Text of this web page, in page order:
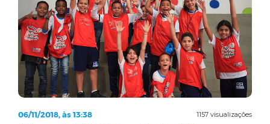
1157 visualizações
06/11/2018, às 13:38